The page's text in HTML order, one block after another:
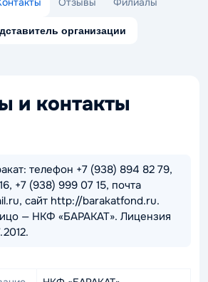
организации
и контакты
телефон +7 (938) 894 82 79,
+7 (938) 999 07 15, почта
сайт http://barakatfond.ru.
— НКФ «БАРАКАТ». Лицензия